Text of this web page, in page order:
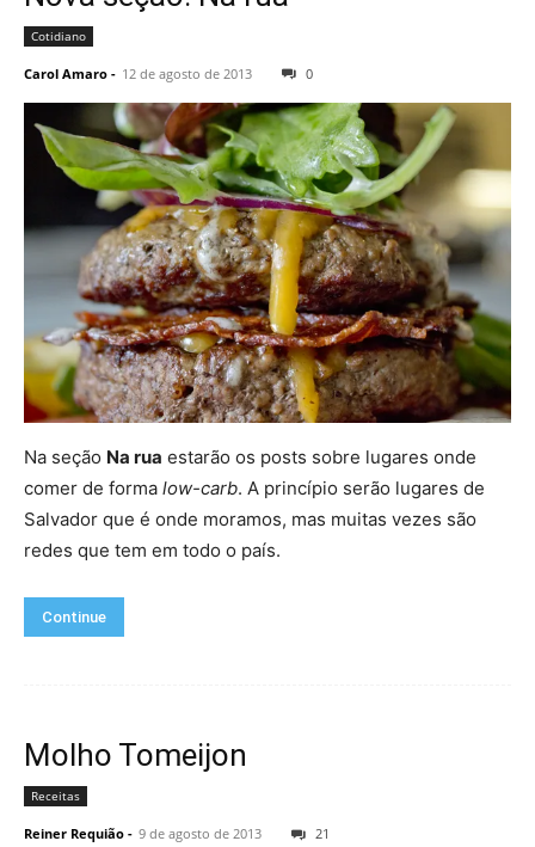
Cotidiano
Carol Amaro - 12 de agosto de 2013 0
Na seção Na rua estarão os posts sobre lugares onde
comer de forma low-carb. A princípio serão lugares de
Salvador que é onde moramos, mas muitas vezes são
redes que tem em todo o país.
Continue
Molho Tomeijon
Receitas
Reiner Requião - 9 de agosto de 2013 21